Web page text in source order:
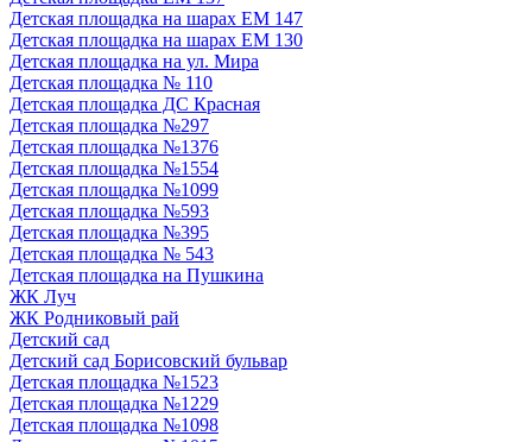
Детская площадка на шарах ЕМ 147
Детская площадка на шарах ЕМ 130
Детская площадка на ул. Мира
Детская площадка № 110
Детская площадка ДС Красная
Детская площадка №297
Детская площадка №1376
Детская площадка №1554
Детская площадка №1099
Детская площадка №593
Детская площадка №395
Детская площадка № 543
Детская площадка на Пушкина
ЖК Луч
ЖК Родниковый рай
Детский сад
Детский сад Борисовский бульвар
Детская площадка №1523
Детская площадка №1229
Детская площадка №1098